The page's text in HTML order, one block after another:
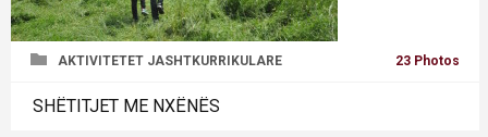
AKTIVITETET JASHTKURRIKULARE 23 Photos
SHËTITJET ME NXËNËS